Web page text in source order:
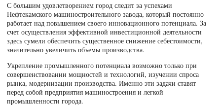
С большим удовлетворением город следит за успехами
Нефтекамского машиностроительного завода, который постоянно
работает над повышением своего инновационного потенциала. За
счет осуществления эффективной инвестиционной деятельности
здесь сумели обеспечить существенное снижение себестоимости,
значительно увеличить объемы производства.
Укрепление промышленного потенциала возможно только при
совершенствовании мощностей и технологий, изучении спроса
рынка, модернизации производства. Именно эти задачи ставят
перед собой предприятия машиностроения и легкой
промышленности города.